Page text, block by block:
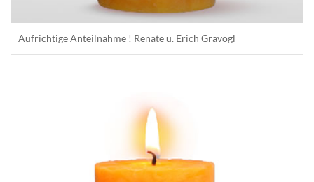
Aufrichtige Anteilnahme ! Renate u. Erich Gravogl